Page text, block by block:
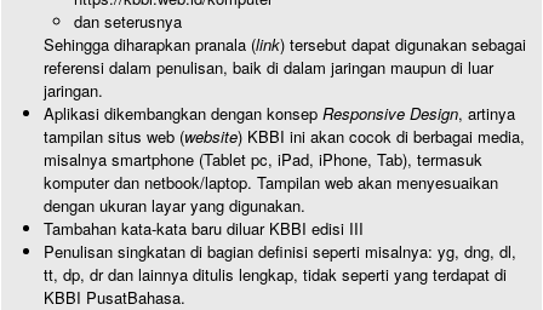
dan seterusnya
Sehingga diharapkan pranala (link) tersebut dapat digunakan sebagai
referensi dalam penulisan, baik di dalam jaringan maupun di luar
jaringan.
Aplikasi dikembangkan dengan konsep Responsive Design, artinya
tampilan situs web (website) KBBI ini akan cocok di berbagai media,
misalnya smartphone (Tablet pc, iPad, iPhone, Tab), termasuk
komputer dan netbook/laptop. Tampilan web akan menyesuaikan
dengan ukuran layar yang digunakan.
Tambahan kata-kata baru diluar KBBI edisi III
Penulisan singkatan di bagian definisi seperti misalnya: yg, dng, dl,
tt, dp, dr dan lainnya ditulis lengkap, tidak seperti yang terdapat di
KBBI PusatBahasa.